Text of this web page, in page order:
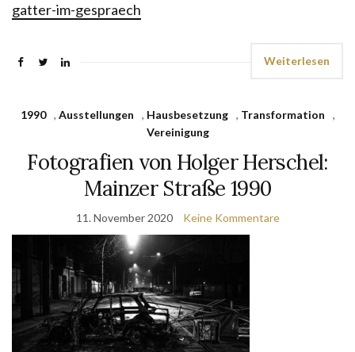
gatter-im-gespraech
Weiterlesen
1990 , Ausstellungen , Hausbesetzung , Transformation
,
Vereinigung
Fotografien von Holger Herschel:
Mainzer Straße 1990
11. November 2020 Keine Kommentare